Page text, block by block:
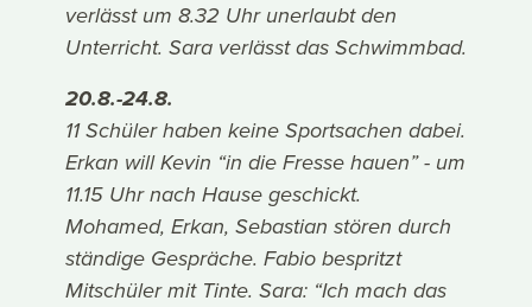
verlässt um 8.32 Uhr unerlaubt den
Unterricht. Sara verlässt das Schwimmbad.
20.8.-24.8.
11 Schüler haben keine Sportsachen dabei.
Erkan will Kevin “in die Fresse hauen” - um
11.15 Uhr nach Hause geschickt.
Mohamed, Erkan, Sebastian stören durch
ständige Gespräche. Fabio bespritzt
Mitschüler mit Tinte. Sara: “Ich mach das